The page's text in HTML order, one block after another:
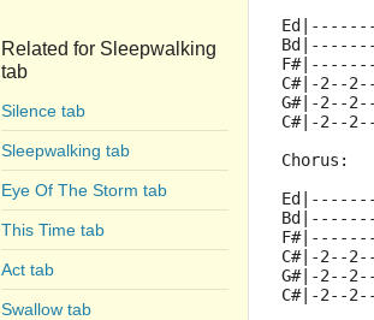
Related for Sleepwalking
tab
Silence tab
Sleepwalking tab
Eye Of The Storm tab
This Time tab
Act tab
Swallow tab
C#|-2--
G#|-2--
C#|-2--
Chorus:
C#|-2--
G#|-2--
C#|-2--